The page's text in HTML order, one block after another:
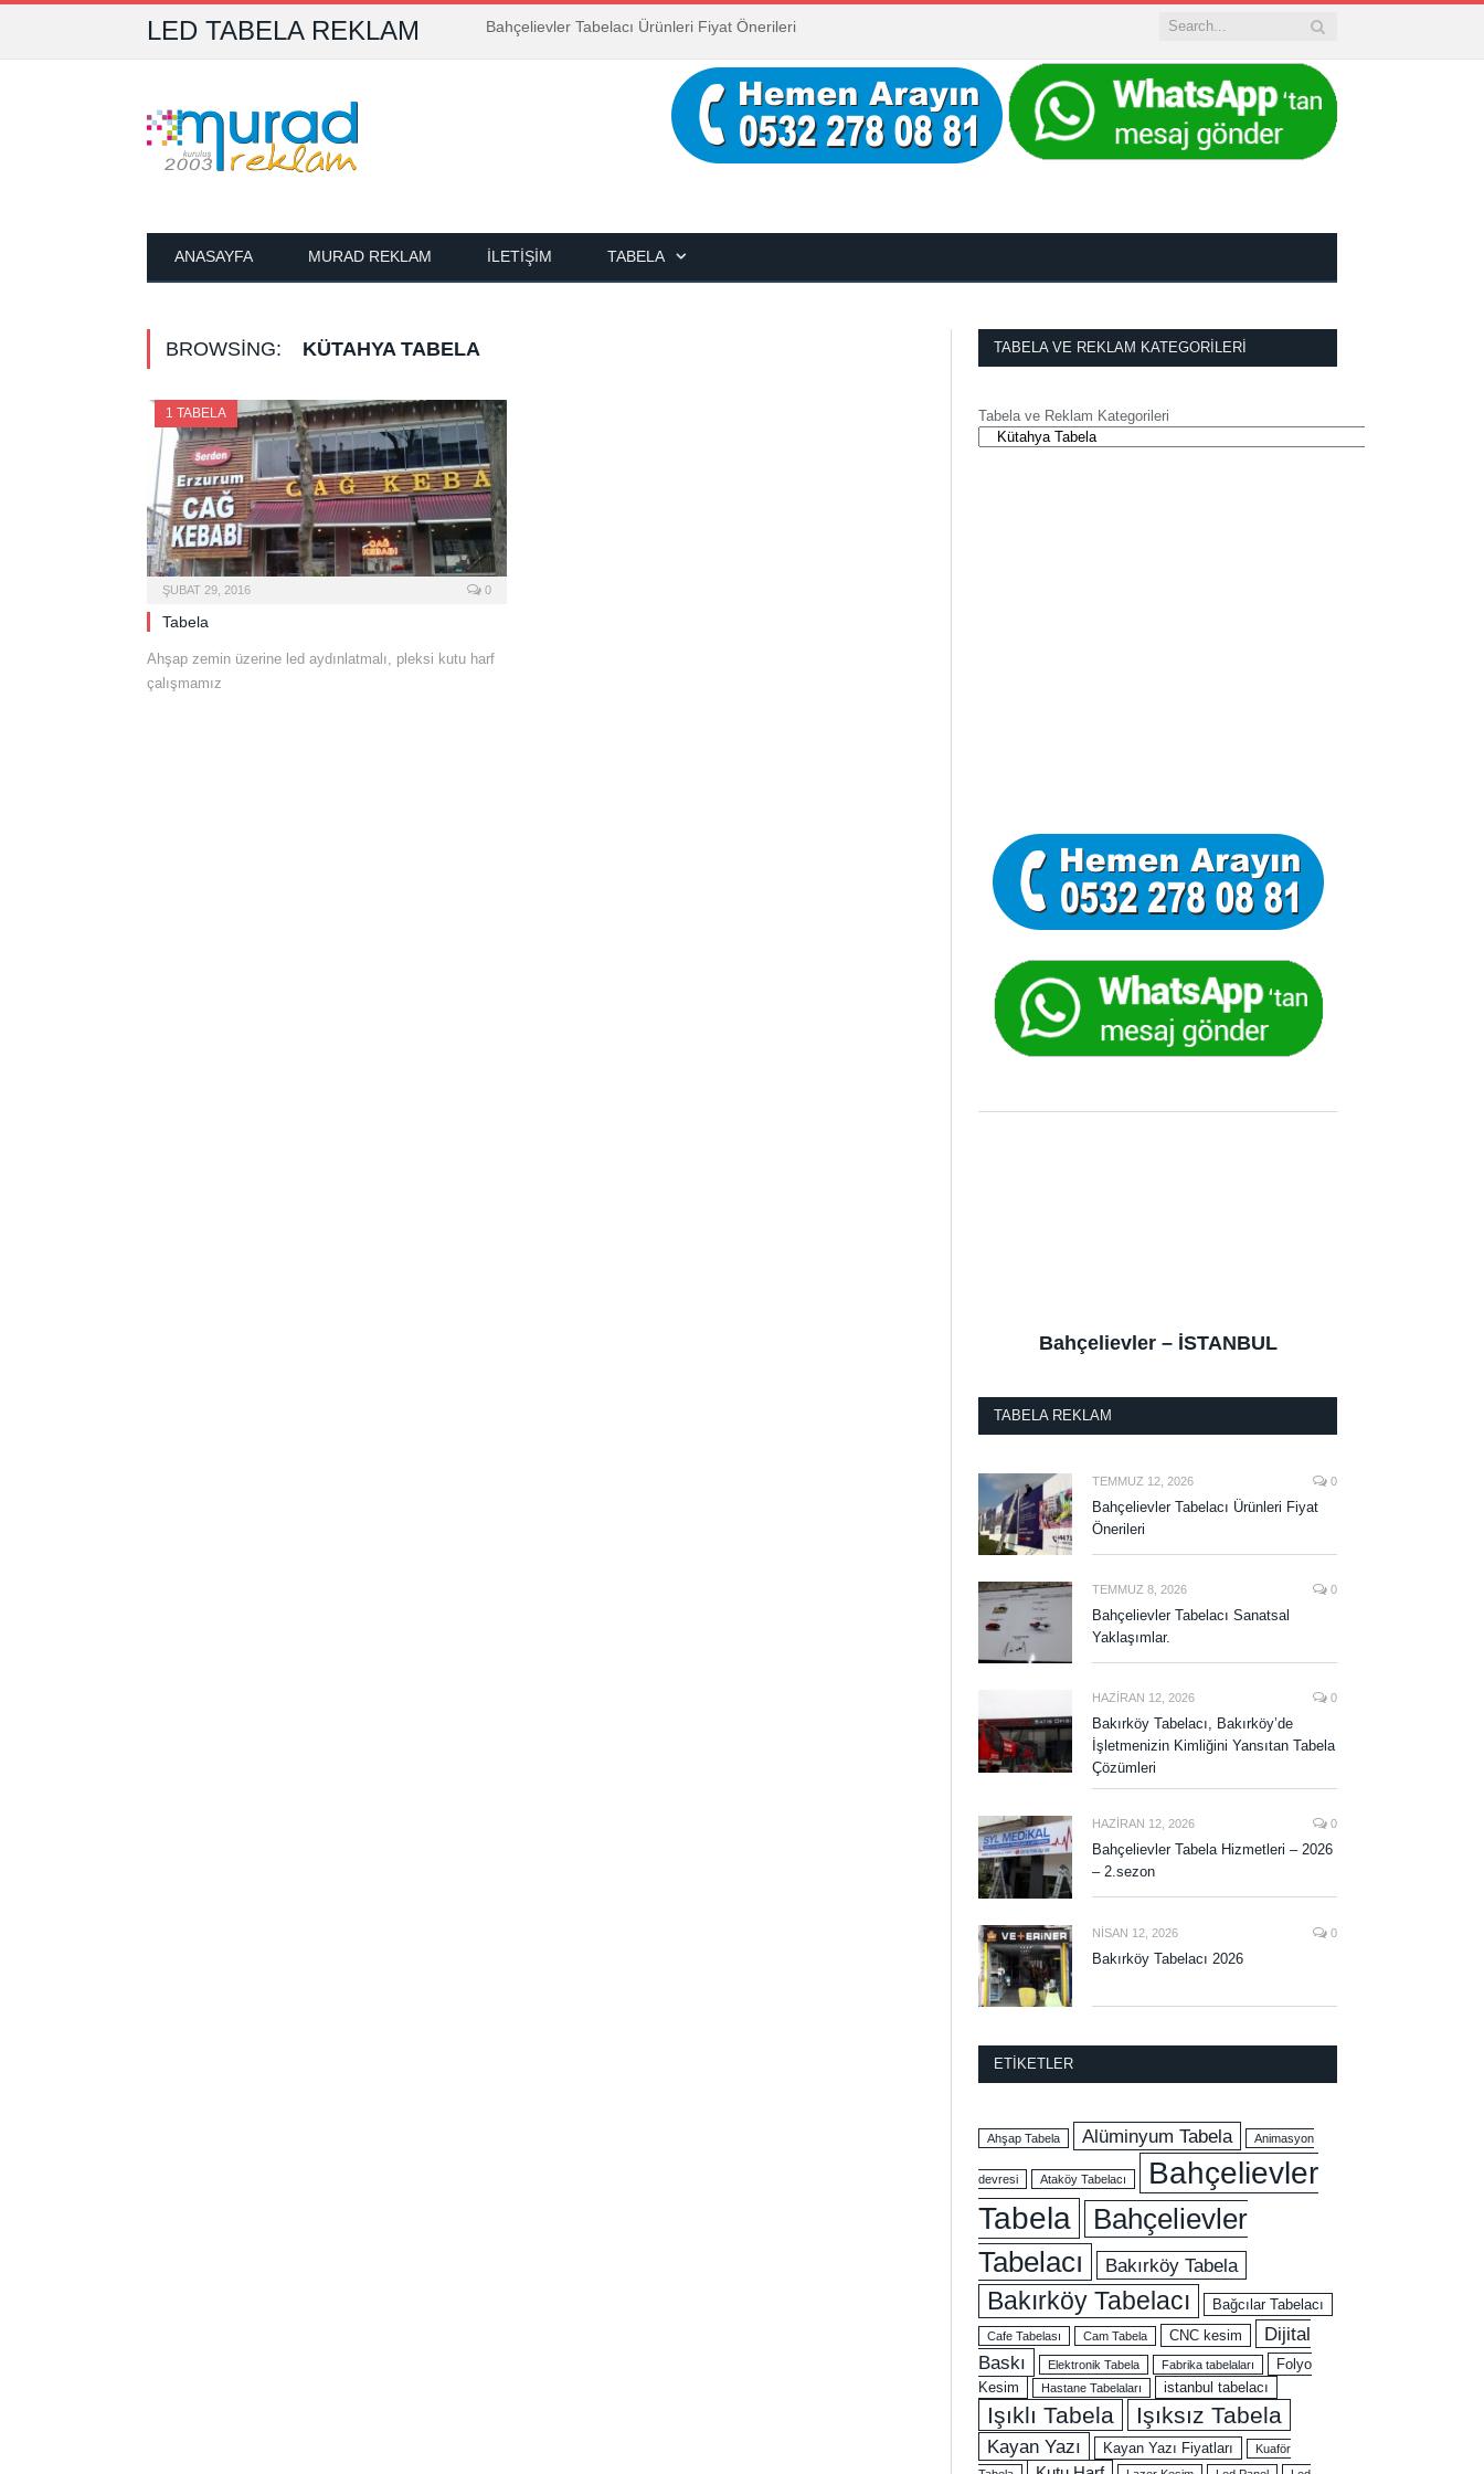
LED TABELA REKLAM Bahçelievler Tabelacı Ürünleri Fiyat Önerileri
ANASAYFA MURAD REKLAM İLETIŞIM TABELA
BROWSING: KÜTAHYA TABELA
1 TABELA
ŞUBAT 29, 2016 0
Tabela
Ahşap zemin üzerine led aydınlatmalı, pleksi kutu harf
çalışmamız
TABELA VE REKLAM KATEGORILERI
Tabela ve Reklam Kategorileri
Bahçelievler – İSTANBUL
TABELA REKLAM
TEMMUZ 12, 2026 0
Bahçelievler Tabelacı Ürünleri Fiyat
Önerileri
TEMMUZ 8, 2026 0
Bahçelievler Tabelacı Sanatsal
Yaklaşımlar.
HAZIRAN 12, 2026 0
Bakırköy Tabelacı, Bakırköy’de
İşletmenizin Kimliğini Yansıtan Tabela
Çözümleri
HAZIRAN 12, 2026 0
Bahçelievler Tabela Hizmetleri – 2026
– 2.sezon
NISAN 12, 2026 0
Bakırköy Tabelacı 2026
ETIKETLER
Ahşap Tabela Alüminyum Tabela Animasyon
devresi Ataköy Tabelacı
Bahçelievler
Tabela
Bahçelievler
Tabelacı
Bakırköy Tabela
Bakırköy Tabelacı Bağcılar Tabelacı
Cafe Tabelası Cam Tabela CNC kesim
Dijital
Baskı
Elektronik Tabela Fabrika tabelaları
Folyo
Kesim
Hastane Tabelaları istanbul tabelacı
Işıklı Tabela Işıksız Tabela
Kayan Yazı Kayan Yazı Fiyatları
Kuaför